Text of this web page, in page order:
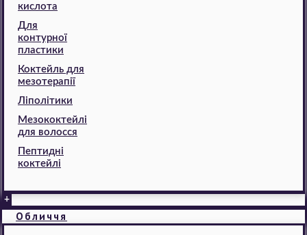
кислота
Для
контурної
пластики
Коктейль для
мезотерапії
Ліполітики
Мезококтейлі
для волосся
Пептидні
коктейлі
+
Обличчя